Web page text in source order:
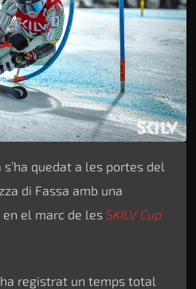
s’ha quedat a les portes del
di Fassa amb una
el marc de les SKILV Cup
ha registrat un temps total